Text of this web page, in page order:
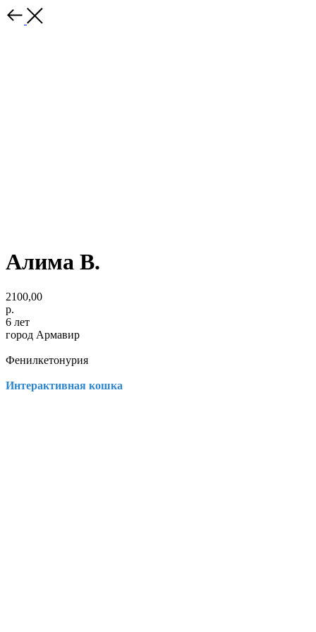
Алима В.
2100,00
р.
6 лет
город Армавир
Фенилкетонурия
Интерактивная кошка